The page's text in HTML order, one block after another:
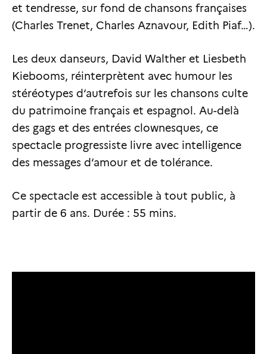
et tendresse, sur fond de chansons françaises
(Charles Trenet, Charles Aznavour, Edith Piaf…).
Les deux danseurs, David Walther et Liesbeth
Kiebooms, réinterprètent avec humour les
stéréotypes d‘autrefois sur les chansons culte
du patrimoine français et espagnol. Au-delà
des gags et des entrées clownesques, ce
spectacle progressiste livre avec intelligence
des messages d‘amour et de tolérance.
Ce spectacle est accessible à tout public, à
partir de 6 ans. Durée : 55 mins.